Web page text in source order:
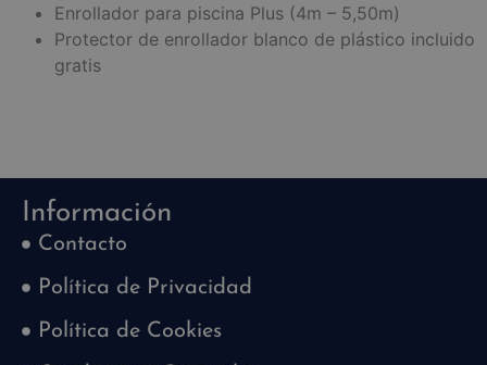
Enrollador para piscina Plus (4m – 5,50m)
Protector de enrollador blanco de plástico incluido
gratis
Información
Contacto
Política de Privacidad
Política de Cookies